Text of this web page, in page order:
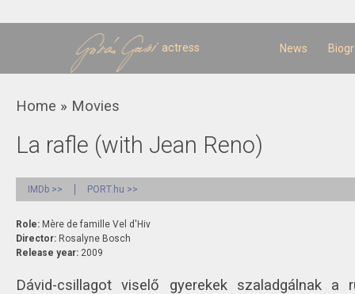
actress News
You are here
Home » Movies
La rafle (with Jean Reno)
IMDb >> PORT.hu >>
Role: Mère de famille Vel d'Hiv
Director: Rosalyne Bosch
Release year: 2009
Dávid-csillagot viselő gyerekek szaladgálnak a